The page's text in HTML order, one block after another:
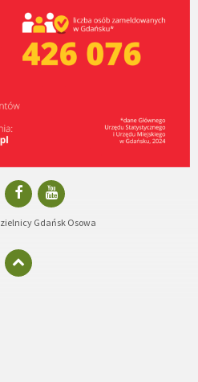
FacebookYouTube
Gdańsk Osowa